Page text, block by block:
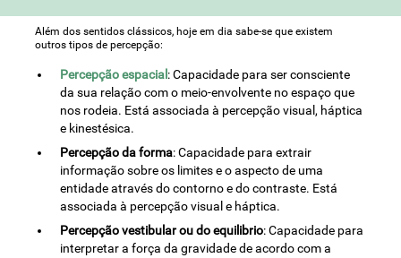
Além dos sentidos clássicos, hoje em dia sabe-se que existem
outros tipos de percepção:
Percepção espacial : Capacidade para ser consciente
da sua relação com o meio-envolvente no espaço que
nos rodeia. Está associada à percepção visual, háptica
e kinestésica.
Percepção da forma: Capacidade para extrair
informação sobre os limites e o aspecto de uma
entidade através do contorno e do contraste. Está
associada à percepção visual e háptica.
Percepção vestibular ou do equilibrio: Capacidade para
interpretar a força da gravidade de acordo com a